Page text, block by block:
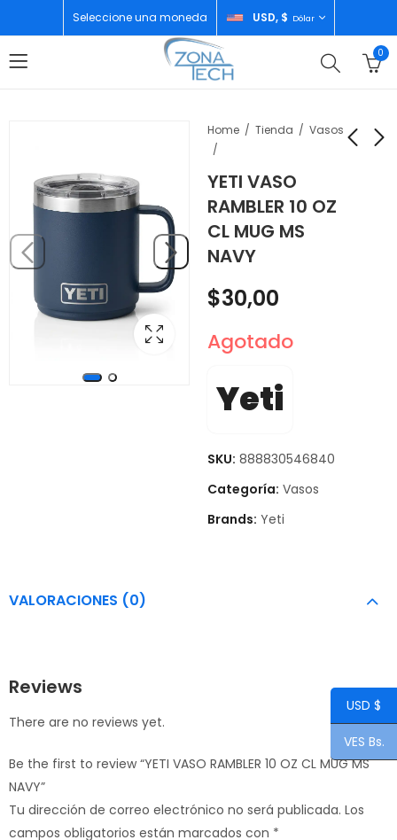
Seleccione una moneda USD, $ Dólar
0
Home Tienda Vasos
YETI VASO
RAMBLER 10 OZ
CL MUG MS
NAVY
BOLSO DE 35LT NAVY
CROSSROADS
CARRY-ON LUGGAGE
$280,00
FLIP 12 24QTU BLACK
FOREST GREEN
$ 200,00
$30,00
Agotado
Yeti
SKU: 888830546840
Categoría: Vasos
Brands: Yeti
VALORACIONES (0)
Reviews
There are no reviews yet.
Be the first to review “YETI VASO RAMBLER 10 OZ CL MUG MS
NAVY”
Tu dirección de correo electrónico no será publicada. Los
campos obligatorios están marcados con *
USD $
VES Bs.